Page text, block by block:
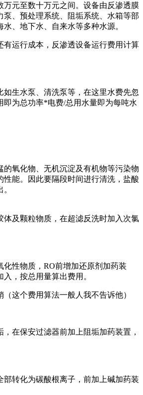
万元至数十万元之间。设备由反渗透膜
泵、预处理系统、阻垢系统、水箱等部
、地下水、自来水等多种水源。
有运行成本，反渗透设备运行费用计算
如生水泵、清洗泵等，在这里水费先忽
即为总功率*电费/总用水量即为每吨水
的氧化物、无机沉淀及有机物等污染物
性能。因此要隔段时间进行清洗，盐酸
体及颗粒物质，在超滤反洗时加入次氯
化性物质，RO前增加还原剂加药装
，按总用量算出费用。
在保安过滤器前加上阻垢加药装置，
部转化为碳酸根离子，前加上碱加药装